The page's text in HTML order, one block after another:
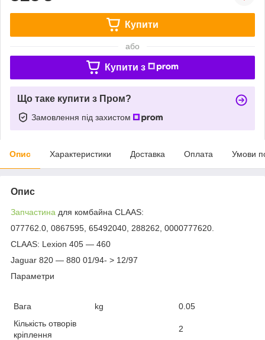
Купити
або
Купити з
Що таке купити з Пром?
Замовлення під захистом
Опис Характеристики Доставка Оплата Умови
Опис
Запчастина для комбайна CLAAS:
077762.0, 0867595, 65492040, 288262, 0000777620.
CLAAS: Lexion 405 ― 460
Jaguar 820 ― 880 01/94- > 12/97
Параметри
Вага kg
0.05
Кількість отворів
кріплення
2